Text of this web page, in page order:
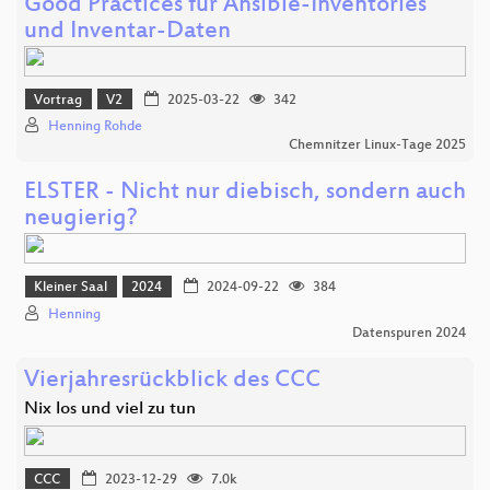
Good Practices für Ansible-Inventories
und Inventar-Daten
Vortrag V2 2025-03-22
342
Henning Rohde
Chemnitzer Linux-Tage 2025
ELSTER - Nicht nur diebisch, sondern auch
neugierig?
Kleiner Saal 2024 2024-09-22
384
Henning
Datenspuren 2024
Vierjahresrückblick des CCC
Nix los und viel zu tun
CCC 2023-12-29 7.0k